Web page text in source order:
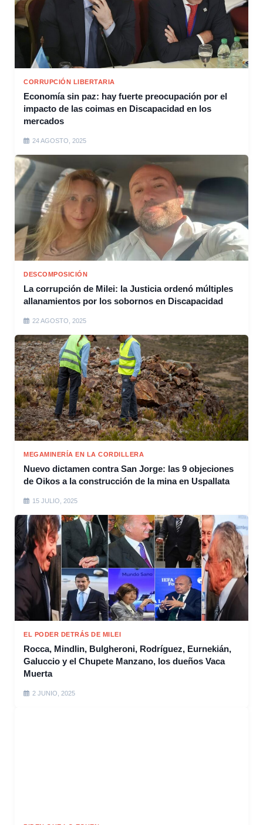
CORRUPCIÓN LIBERTARIA
Economía sin paz: hay fuerte preocupación por el
impacto de las coimas en Discapacidad en los
mercados
24 AGOSTO, 2025
DESCOMPOSICIÓN
La corrupción de Milei: la Justicia ordenó múltiples
allanamientos por los sobornos en Discapacidad
22 AGOSTO, 2025
MEGAMINERÍA EN LA CORDILLERA
Nuevo dictamen contra San Jorge: las 9 objeciones
de Oikos a la construcción de la mina en Uspallata
15 JULIO, 2025
EL PODER DETRÁS DE MILEI
Rocca, Mindlin, Bulgheroni, Rodríguez, Eurnekián,
Galuccio y el Chupete Manzano, los dueños Vaca
Muerta
2 JUNIO, 2025